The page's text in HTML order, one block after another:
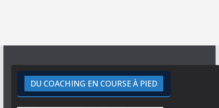
DU COACHING EN COURSE À PIED